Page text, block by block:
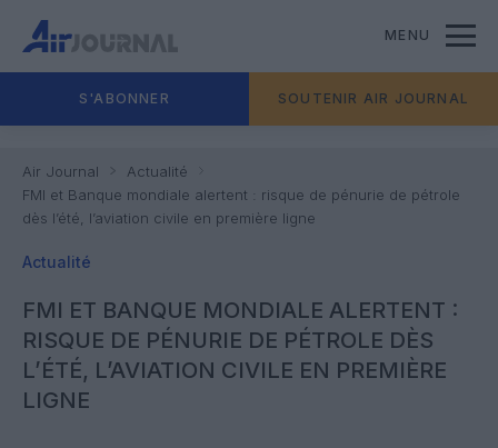
MENU
S'ABONNER SOUTENIR AIR JOURNAL
Air Journal
Actualité
FMI et Banque mondiale alertent : risque de pénurie de pétrole
dès l’été, l’aviation civile en première ligne
Actualité
FMI ET BANQUE MONDIALE ALERTENT :
RISQUE DE PÉNURIE DE PÉTROLE DÈS
L’ÉTÉ, L’AVIATION CIVILE EN PREMIÈRE
LIGNE